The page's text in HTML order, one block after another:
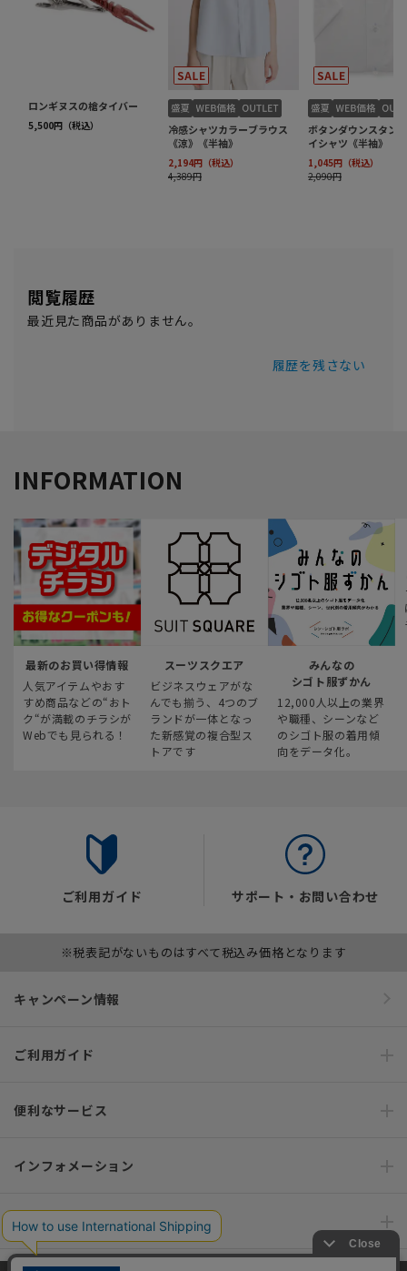
閲覧履歴
最近見た商品がありません。
履歴を残さない
INFORMATION
最新のお買い得情報
人気アイテムやおす
すめ商品などの“おト
ク“が満載のチラシが
Webでも見られる！
スーツスクエア
ビジネスウェアがな
んでも揃う、4つのブ
ランドが一体となっ
た新感覚の複合型ス
トアです
みんなの
シゴト服ずかん
12,000人以上の業界
や職種、シーンなど
のシゴト服の着用傾
向をデータ化。
ご利用ガイド サポート・お問い合わせ
※税表記がないものはすべて税込み価格となります
キャンペーン情報
ご利用ガイド
便利なサービス
インフォメーション
おすすめコンテンツ